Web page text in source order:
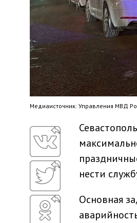
Медиaисточник: Управления МВД
нести
Основная